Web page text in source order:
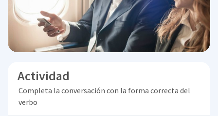
Actividad
Completa la conversación con la forma correcta del
verbo